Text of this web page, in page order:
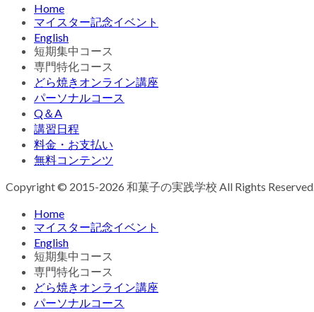
Home
マイスター記念イベント
English
短期集中コース
専門特化コース
どら焼きオンライン講座
パーソナルコース
Q＆A
講習日程
料金・お支払い
無料コンテンツ
Copyright © 2015-2026 和菓子の実践学校 All Rights Reserved.
Home
マイスター記念イベント
English
短期集中コース
専門特化コース
どら焼きオンライン講座
パーソナルコース